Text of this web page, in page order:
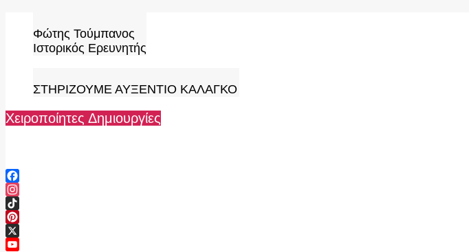
content
Φώτης Τούμπανος
Ιστορικός Ερευνητής
ΣΤΗΡΙΖΟΥΜΕ ΑΥΞΕΝΤΙΟ ΚΑΛΑΓΚΟ
Χειροποίητες Δημιουργίες
Facebook
Instagram
TikTok
Pinterest
X